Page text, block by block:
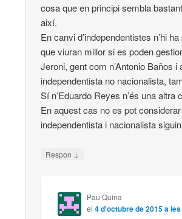
cosa que en principi sembla
així.
En canvi d’independentistes n’hi
que viuran millor si es poden
Jeroni, gent com n’Antonio Baños
independentista no nacionalista,
Sí n’Eduardo Reyes n’és una altra
En aquest cas no es pot
independentista i nacionalista
Respon ↓
Pau Quina
el 4 d'octubre de 2015 a